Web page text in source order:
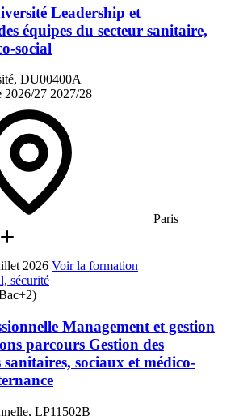
Leadership et
équipes du secteur sanitaire,
social
DU00400A
2026/27 2027/28
Paris
2026 Voir la formation
sécurité
Management et gestion
parcours Gestion des
sanitaires, sociaux et médico-
LP11502B